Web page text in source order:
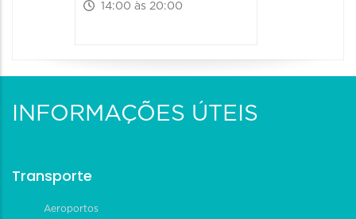
14:00 às 20:00
INFORMAÇÕES ÚTEIS
Transporte
Aeroportos